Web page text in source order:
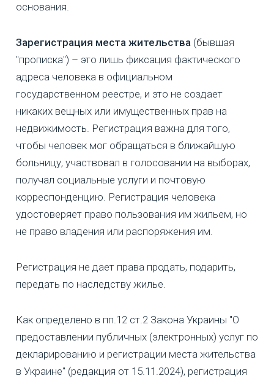
основания.
Зарегистрация места жительства (бывшая
"прописка") – это лишь фиксация фактического
адреса человека в официальном
государственном реестре, и это не создает
никаких вещных или имущественных прав на
недвижимость. Регистрация важна для того,
чтобы человек мог обращаться в ближайшую
больницу, участвовал в голосовании на выборах,
получал социальные услуги и почтовую
корреспонденцию. Регистрация человека
удостоверяет право пользования им жильем, но
не право владения или распоряжения им.
Регистрация не дает права продать, подарить,
передать по наследству жилье.
Как определено в пп.12 ст.2 Закона Украины "О
предоставлении публичных (электронных) услуг по
декларированию и регистрации места жительства
в Украине" (редакция от 15.11.2024), регистрация